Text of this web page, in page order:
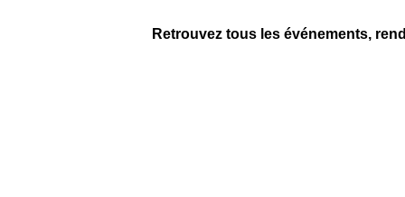
Retrouvez tous les événements,